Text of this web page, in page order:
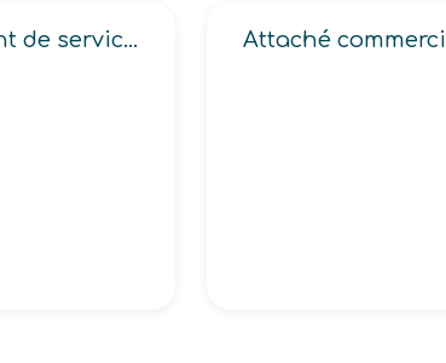
Assistant de service (formation, personnel)